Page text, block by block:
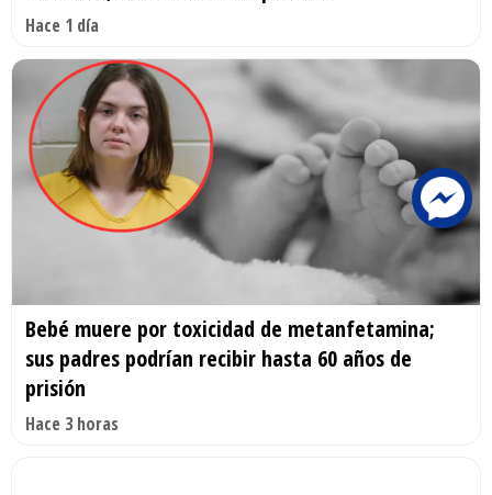
Hace 1 día
Bebé muere por toxicidad de metanfetamina;
sus padres podrían recibir hasta 60 años de
prisión
Hace 3 horas